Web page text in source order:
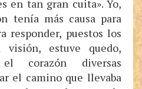
en tan gran cuita». Yo,
tenía más causa para
responder, puestos los
estuve quedo,
corazón diversas
el camino que llevaba